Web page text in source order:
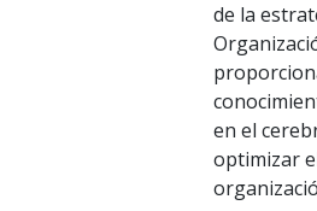
de la
en el
optimizar